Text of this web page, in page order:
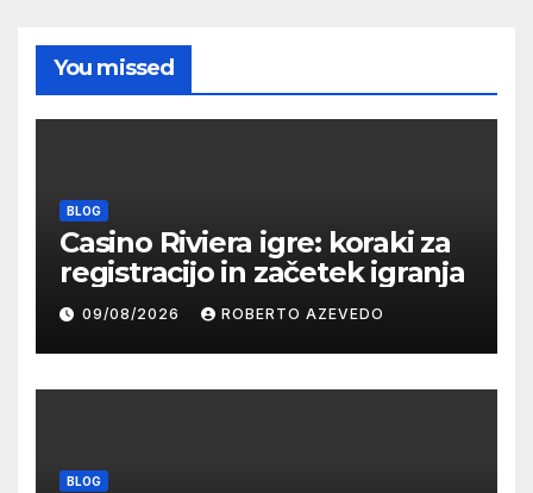
You missed
BLOG
Casino Riviera igre: koraki za
registracijo in začetek igranja
09/08/2026 ROBERTO AZEVEDO
BLOG